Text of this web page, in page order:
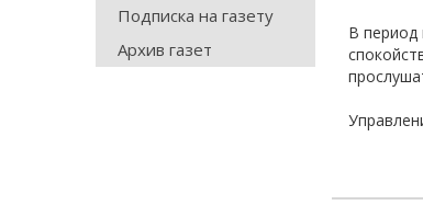
Подписка на газету
Архив газет
В период